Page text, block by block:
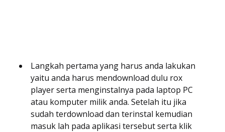
Langkah pertama yang harus anda lakukan
yaitu anda harus mendownload dulu rox
player serta menginstalnya pada laptop PC
atau komputer milik anda. Setelah itu jika
sudah terdownload dan terinstal kemudian
masuk lah pada aplikasi tersebut serta klik